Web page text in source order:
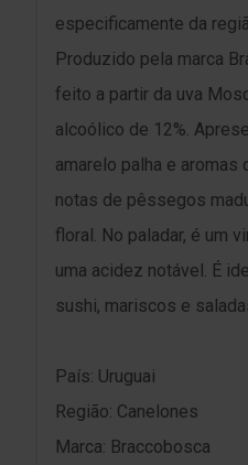
especificamente da
Produzido pela marca
feito a partir da uva
alcoólico de 12%.
amarelo palha e
notas de pêssegos
floral. No paladar, é um
uma acidez notável. É
sushi, mariscos e
País: Uruguai
Região: Canelones
Marca: Braccobosca